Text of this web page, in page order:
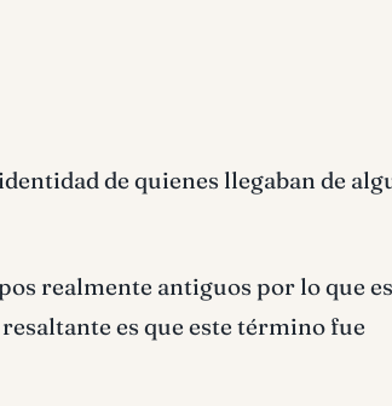
de quienes llegaban de
realmente antiguos por lo que
es que este término fue